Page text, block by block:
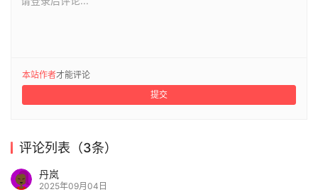
本站作者才能评论
提交
评论列表（3条）
丹岚
2025年09月04日